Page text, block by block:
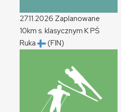
27.11.2026 Zaplanowane
10km s. klasycznym KPŚ
Ruka
(FIN)